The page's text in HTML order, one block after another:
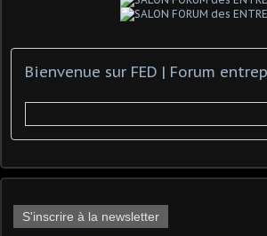
S'inscrire à la newsletter